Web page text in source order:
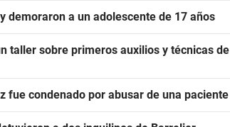
demoraron a un adolescente de 17 años
taller sobre primeros auxilios y técnicas de
fue condenado por abusar de una paciente